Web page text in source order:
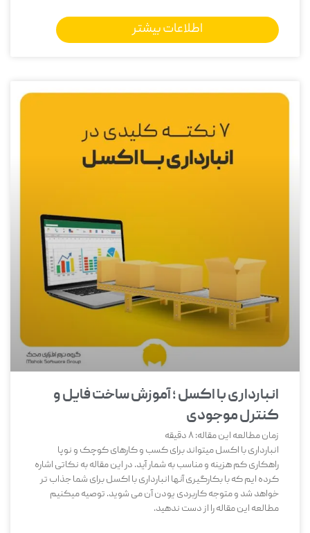
اطلاعات بیشتر
انبارداری با اکسل ؛ آموزش ساخت فایل و
کنترل موجودی
زمان مطالعه این مقاله:8دقیقه
انبارداری با اکسل میتواند برای کسب و کارهای کوچک و نوپا
راهکاری کم هزینه و مناسب به شمار آید. در این مقاله به نکاتی اشاره
کرده ایم که با بکارگیری آنها انبارداری با اکسل برای شما جذاب تر
خواهد شد و متوجه کاربردی یودن آن می شوید. توصیه میکنیم
مطالعه این مقاله را از دست ندهید.